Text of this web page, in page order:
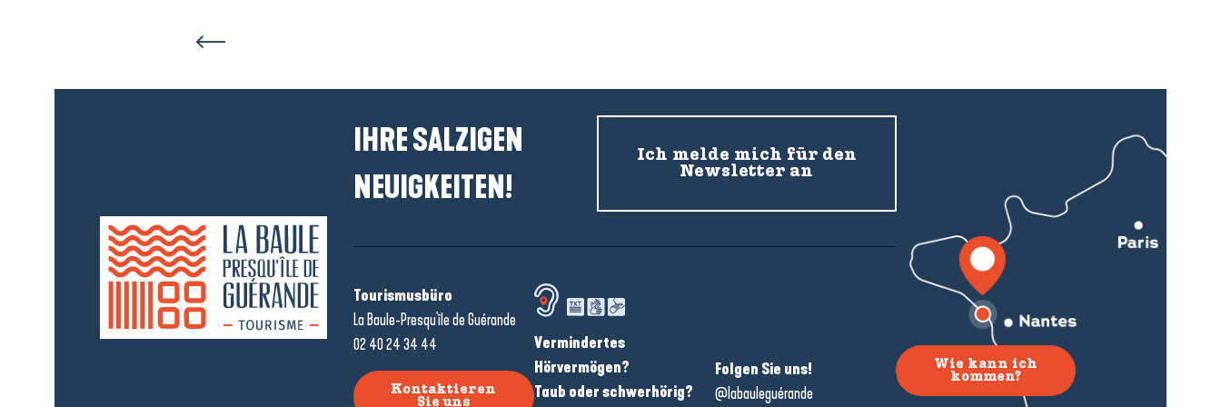
IHRE SALZIGEN
NEUIGKEITEN!
Ich melde mich für den
Newsletter an
Tourismusbüro
La Baule-Presqu'île de Guérande
02 40 24 34 44
Kontaktieren
Sie uns
Vermindertes
Hörvermögen?
Taub oder schwerhörig?
Folgen Sie uns!
@labauleguérande
Wie kann ich
kommen?